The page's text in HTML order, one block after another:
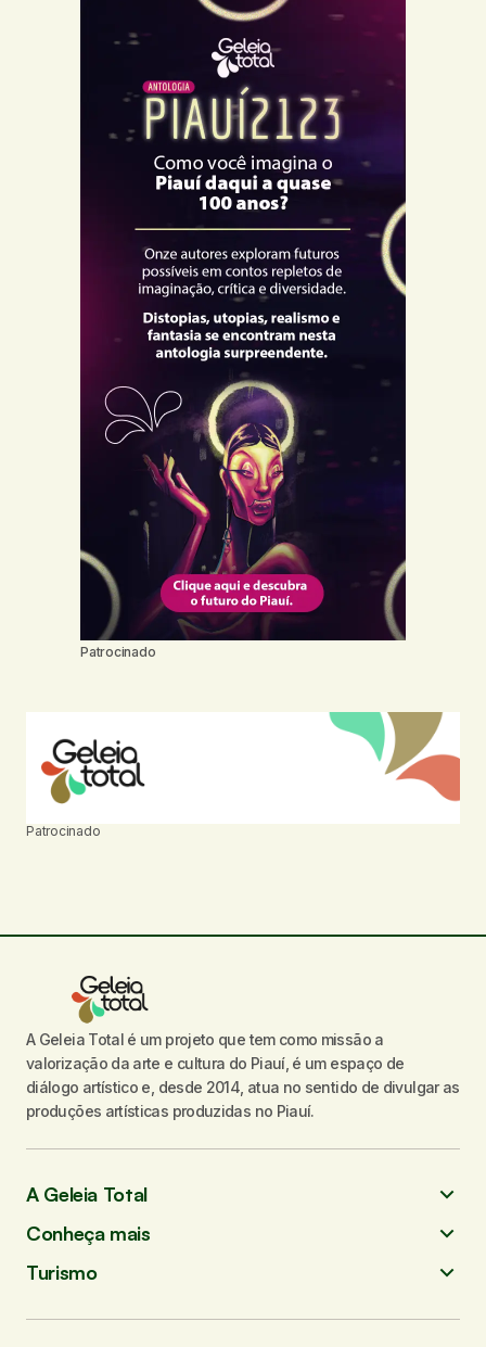
Patrocinado
Patrocinado
A Geleia Total é um projeto que tem como missão a
valorização da arte e cultura do Piauí, é um espaço de
diálogo artístico e, desde 2014, atua no sentido de divulgar as
produções artísticas produzidas no Piauí.
A Geleia Total
Conheça mais
Turismo